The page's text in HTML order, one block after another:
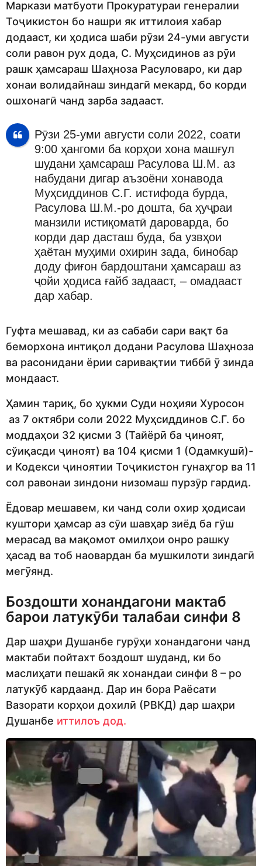
Маркази матбуоти Прокуратураи генералии
Тоҷикистон бо нашри як иттилоия хабар
додааст, ки ҳодиса шаби рӯзи 24-уми августи
соли равон рух дода, С. Муҳсидинов аз рӯи
рашк ҳамсараш Шаҳноза Расуловаро, ки дар
хонаи волидайнаш зиндагӣ мекард, бо корди
ошхонагӣ чанд зарба задааст.
Рӯзи 25-уми августи соли 2022, соати
9:00 ҳангоми ба корҳои хона машғул
шудани ҳамсараш Расулова Ш.М. аз
набудани дигар аъзоёни хонавода
Муҳсиддинов С.Г. истифода бурда,
Расулова Ш.М.-ро дошта, ба ҳуҷраи
манзили истиқоматӣ дароварда, бо
корди дар дасташ буда, ба узвҳои
ҳаётан муҳими охирин зада, бинобар
доду фиғон бардоштани ҳамсараш аз
ҷойи ҳодиса ғайб задааст, – омадааст
дар хабар.
Гуфта мешавад, ки аз сабаби сари вақт ба
беморхона интиқол додани Расулова Шаҳноза
ва расонидани ёрии саривақтии тиббӣ ӯ зинда
мондааст.
Ҳамин тариқ, бо ҳукми Суди ноҳияи Хуросон
аз 7 октябри соли 2022 Муҳсиддинов С.Г. бо
моддаҳои 32 қисми 3 (Тайёрӣ ба ҷиноят,
сўиқасди ҷиноят) ва 104 қисми 1 (Одамкушӣ)-
и Кодекси ҷиноятии Тоҷикистон гунаҳгор ва 11
сол равонаи зиндони низомаш пурзӯр гардид.
Ёдовар мешавем, ки чанд соли охир ҳодисаи
куштори ҳамсар аз сӯи шавҳар зиёд ба гӯш
мерасад ва мақомот омилҳои онро рашку
ҳасад ва тоб наовардан ба мушкилоти зиндагӣ
мегӯянд.
Боздошти хонандагони мактаб
барои латукӯби талабаи синфи 8
Дар шаҳри Душанбе гурӯҳи хонандагони чанд
мактаби пойтахт боздошт шуданд, ки бо
маслиҳати пешакӣ як хонандаи синфи 8 – ро
латукӯб кардаанд. Дар ин бора Раёсати
Вазорати корҳои дохилӣ (РВКД) дар шаҳри
Душанбе иттилоъ дод.